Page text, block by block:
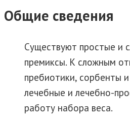
Общие сведения
Существуют простые и
премиксы. К сложным
пребиотики, сорбенты
лечебные и лечебно-
работу набора веса.